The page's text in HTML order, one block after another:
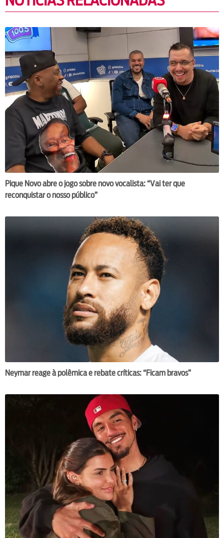
Pique Novo abre o jogo sobre novo vocalista: “Vai ter que
reconquistar o nosso público”
Neymar reage à polêmica e rebate críticas: “Ficam bravos”